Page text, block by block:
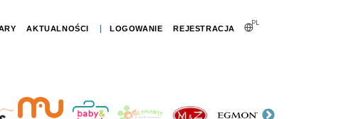
PL
AKTUALNOŚCI | LOGOWANIE REJESTRACJA